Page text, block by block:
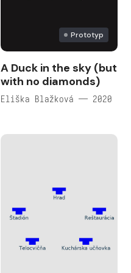
Prototyp
A Duck in the sky (but
with no diamonds)
Eliška Blažková — 2020